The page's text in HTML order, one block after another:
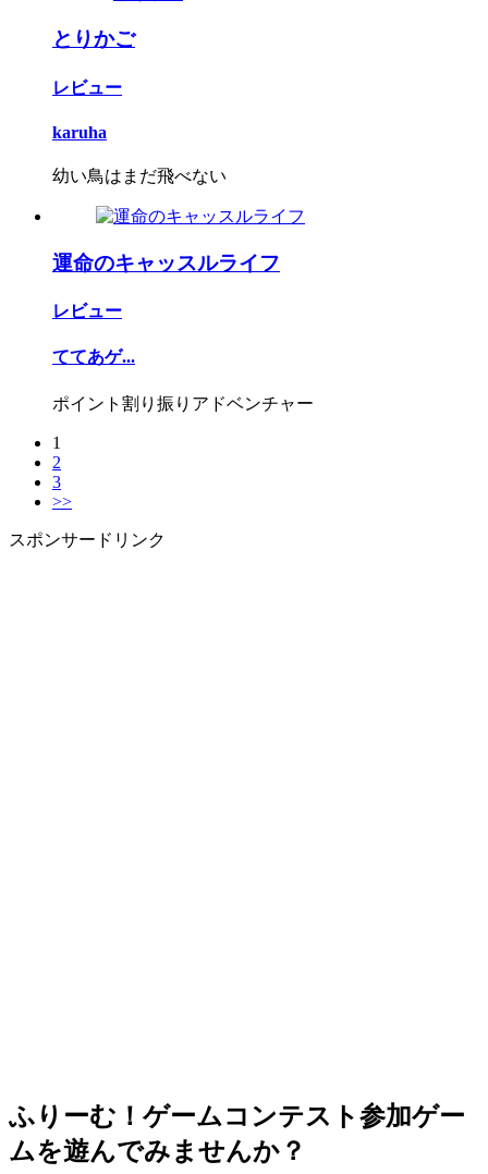
とりかご
レビュー
karuha
幼い鳥はまだ飛べない
運命のキャッスルライフ
レビュー
ててあゲ...
ポイント割り振りアドベンチャー
1
2
3
>>
スポンサードリンク
ふりーむ！ゲームコンテスト参加ゲー
ムを遊んでみませんか？